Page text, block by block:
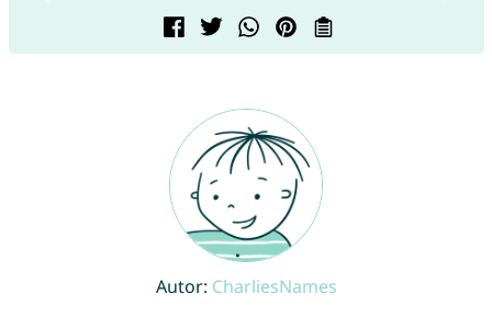
Autor: CharliesNames